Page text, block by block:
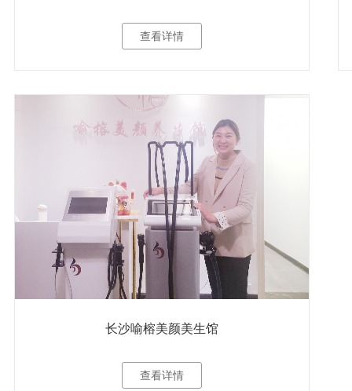
查看详情
长沙喻榕美颜美生馆
查看详情